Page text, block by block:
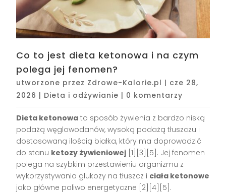
Co to jest dieta ketonowa i na czym
polega jej fenomen?
utworzone przez Zdrowe-Kalorie.pl | cze 28,
2026 | Dieta i odżywianie | 0 komentarzy
Dieta ketonowa to sposób żywienia z bardzo niską
podażą węglowodanów, wysoką podażą tłuszczu i
dostosowaną ilością białka, który ma doprowadzić
do stanu ketozy żywieniowej [1][3][5]. Jej fenomen
polega na szybkim przestawieniu organizmu z
wykorzystywania glukozy na tłuszcz i ciała ketonowe
jako główne paliwo energetyczne [2][4][5].